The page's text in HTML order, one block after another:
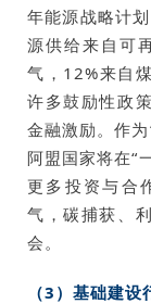
年能源战略计
源供给来自可
气，12%来自
许多鼓励性政
金融激励。作
阿盟国家将在“
更多投资与合
气，碳捕获、
会。
（3）基础建设